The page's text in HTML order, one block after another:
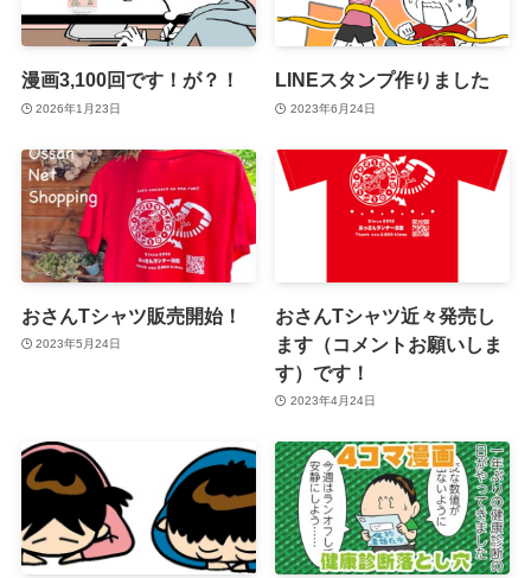
漫画3,100回です！が？！
2026年1月23日
LINEスタンプ作りました
2023年6月24日
おさんTシャツ販売開始！
2023年5月24日
おさんTシャツ近々発売し
ます（コメントお願いしま
す）です！
2023年4月24日